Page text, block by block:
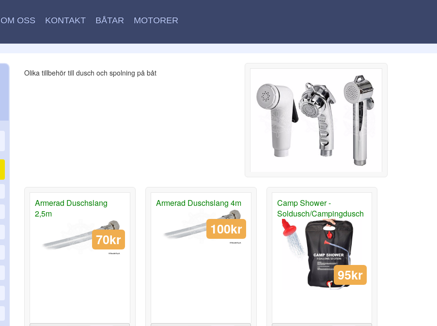
OM OSS KONTAKT BÅTAR MOTORER
Olika tillbehör till dusch och spolning på båt
Armerad Duschslang
2,5m
70kr
Armerad Duschslang 4m
100kr
Camp Shower -
Soldusch/Campingdusch
95kr